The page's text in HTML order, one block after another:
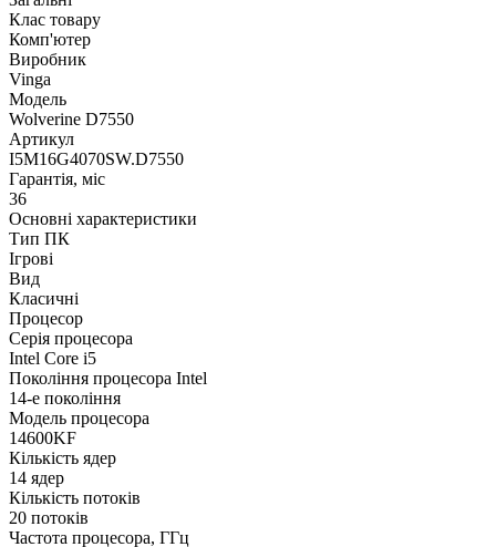
Клас товару
Комп'ютер
Виробник
Vinga
Модель
Wolverine D7550
Артикул
I5M16G4070SW.D7550
Гарантія, міс
36
Основні характеристики
Тип ПК
Ігрові
Вид
Класичні
Процесор
Серія процесора
Intel Core i5
Покоління процесора Intel
14-е покоління
Модель процесора
14600KF
Кількість ядер
14 ядер
Кількість потоків
20 потоків
Частота процесора, ГГц